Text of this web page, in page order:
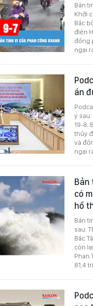
Bản
Khởi
Bắc
điện
đồng
ngại
án
ý
19-8;
thủy
và
ngại
Bản
có
hồ
Bản
sau:
Bắc
còn
Phan
81,4